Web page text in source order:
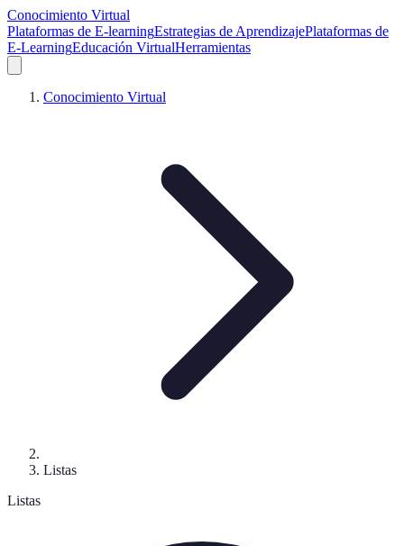
Conocimiento Virtual
Plataformas de E-learningEstrategias de AprendizajePlataformas de
E-LearningEducación VirtualHerramientas
Conocimiento Virtual
Listas
Listas